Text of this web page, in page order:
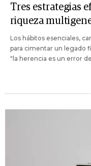
Tres estrategias
riqueza
Los hábitos esenciales,
para cimentar un legado
"la herencia es un error